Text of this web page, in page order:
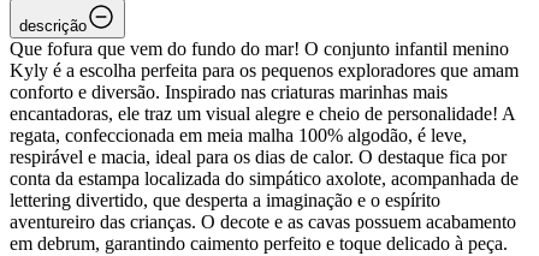
descrição
Que fofura que vem do fundo do mar! O conjunto infantil menino
Kyly é a escolha perfeita para os pequenos exploradores que amam
conforto e diversão. Inspirado nas criaturas marinhas mais
encantadoras, ele traz um visual alegre e cheio de personalidade! A
regata, confeccionada em meia malha 100% algodão, é leve,
respirável e macia, ideal para os dias de calor. O destaque fica por
conta da estampa localizada do simpático axolote, acompanhada de
lettering divertido, que desperta a imaginação e o espírito
aventureiro das crianças. O decote e as cavas possuem acabamento
em debrum, garantindo caimento perfeito e toque delicado à peça.